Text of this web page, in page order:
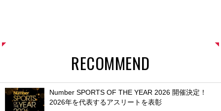
RECOMMEND
Number SPORTS OF THE YEAR 2026 開催決定！
2026年を代表するアスリートを表彰